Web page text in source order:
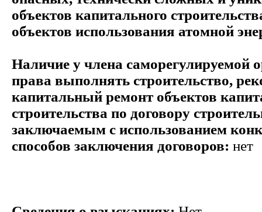
объектов капитального
объектов использования атомной
Наличие у члена саморегулируемой
права выполнять строительство,
капитальный ремонт объектов
строительства по договору
заключаемым с использованием
способов заключения договоров: нет